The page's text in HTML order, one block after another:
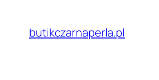
treści
butikczarnaperla.pl